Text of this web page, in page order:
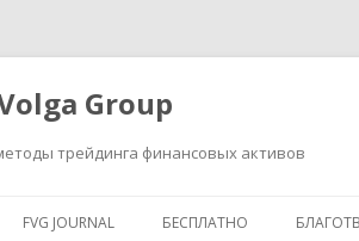
Group
трейдинга финансовых активов
FVG JOURNAL БЕСПЛАТНО